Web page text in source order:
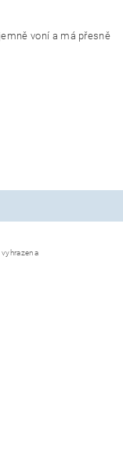
voní a má přesně